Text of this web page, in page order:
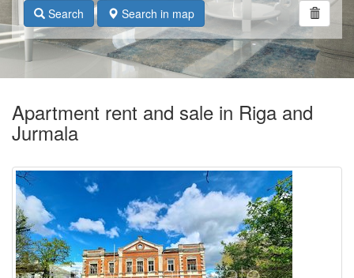
Search Search in map
Apartment rent and sale in Riga and
Jurmala